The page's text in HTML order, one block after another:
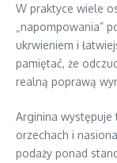
W praktyce wiele
„napompowania”
ukrwieniem i
pamiętać, że
realną poprawą
Arginina występuje
orzechach i
podaży ponad